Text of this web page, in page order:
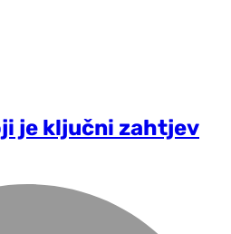
je ključni zahtjev